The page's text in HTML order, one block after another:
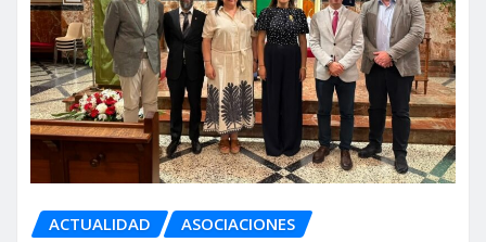
ACTUALIDAD ASOCIACIONES